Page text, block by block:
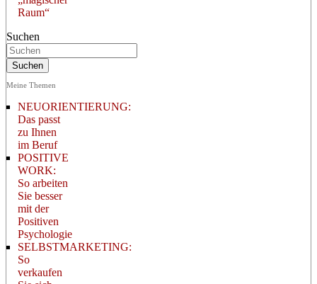
Raum“
Suchen
Meine Themen
NEUORIENTIERUNG:
Das passt
zu Ihnen
im Beruf
POSITIVE
WORK:
So arbeiten
Sie besser
mit der
Positiven
Psychologie
SELBSTMARKETING:
So
verkaufen